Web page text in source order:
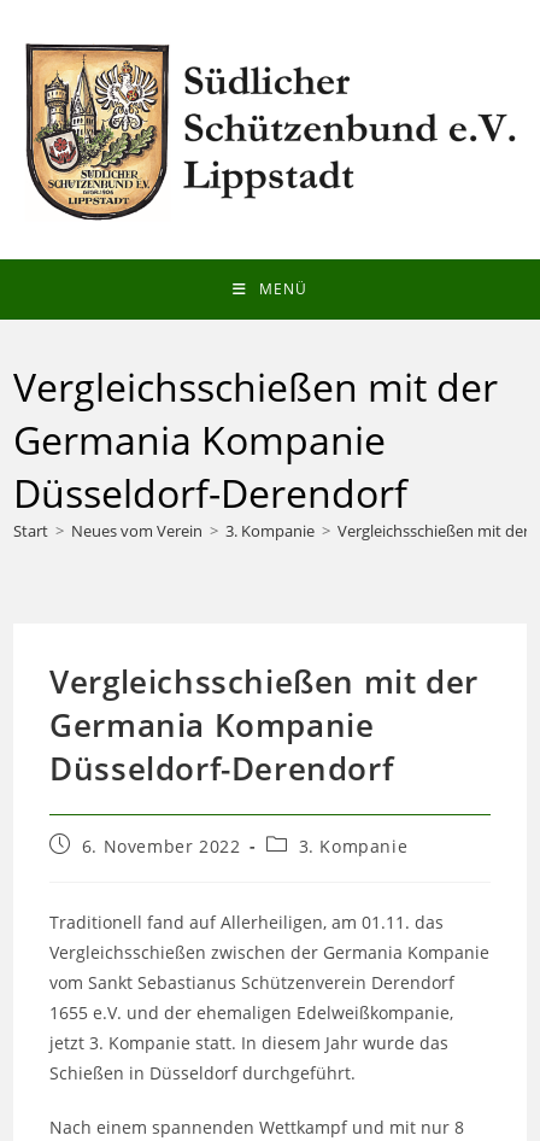
Inhalt
springen
MENÜ
Vergleichsschießen mit der
Germania Kompanie
Düsseldorf-Derendorf
Start > Neues vom Verein > 3. Kompanie > Vergleichsschießen mit der
Vergleichsschießen mit der
Germania Kompanie
Düsseldorf-Derendorf
Beitrag6. November 2022
Beitrags-
3. Kompanie
Traditionell fand auf Allerheiligen, am 01.11. das
Vergleichsschießen zwischen der Germania Kompanie
vom Sankt Sebastianus Schützenverein Derendorf
1655 e.V. und der ehemaligen Edelweißkompanie,
jetzt 3. Kompanie statt. In diesem Jahr wurde das
Schießen in Düsseldorf durchgeführt.
Nach einem spannenden Wettkampf und mit nur 8